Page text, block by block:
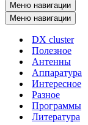
Меню навигации
Меню навигации
DX cluster
Полезное
Антенны
Аппаратура
Интересное
Разное
Программы
Литература